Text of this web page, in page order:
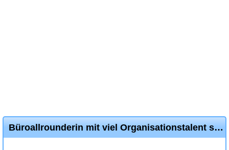
Büroallrounderin mit viel Organisationstalent sucht neue Herausforderung